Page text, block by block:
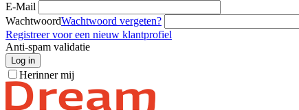
E-Mail
WachtwoordWachtwoord vergeten?
Registreer voor een nieuw klantprofiel
Anti-spam validatie
Log in
Herinner mij